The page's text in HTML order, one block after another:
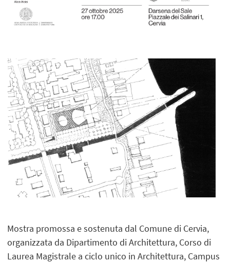
Mostra promossa e sostenuta dal Comune di Cervia,
organizzata da Dipartimento di Architettura, Corso di
Laurea Magistrale a ciclo unico in Architettura, Campus